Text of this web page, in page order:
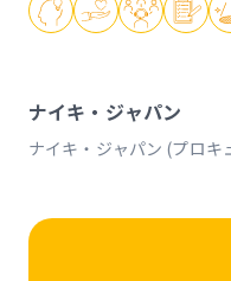
ナイキ・ジャパン
ナイキ・ジャパン (プロ